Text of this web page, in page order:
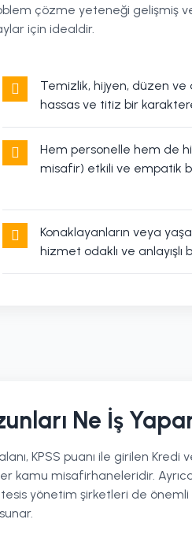
çözme yeteneği gelişmiş
için idealdir.
Temizlik, hijyen, düzen
hassas ve titiz bir
Hem personelle hem de
misafir) etkili ve empatik
Konaklayanların veya
hizmet odaklı ve anlayışlı
Ne İş
KPSS puanı ile girilen Kredi
kamu misafirhaneleridir.
yönetim şirketleri de önemli